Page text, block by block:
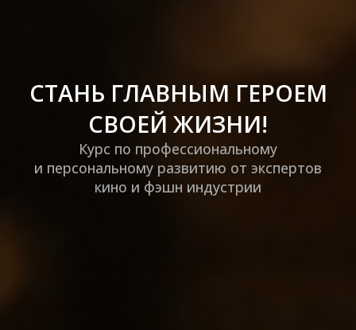
СТАНЬ ГЛАВНЫМ ГЕРОЕМ
СВОЕЙ ЖИЗНИ!
Курс по профессиональному
и персональному развитию от экспертов
кино и фэшн индустрии